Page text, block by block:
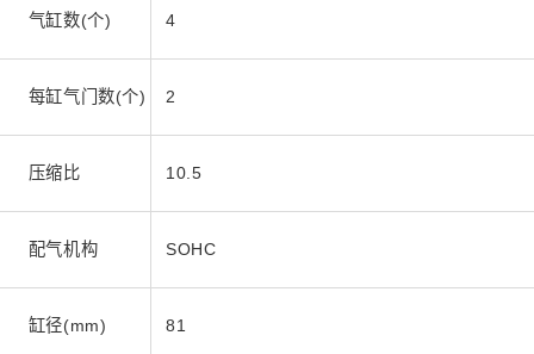
气缸数(个) 4
每缸气门数(个) 2
压缩比 10.5
配气机构 SOHC
缸径(mm) 81